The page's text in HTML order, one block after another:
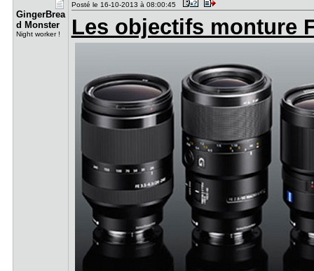
GingerBrea​
d Monster
Night worker !
Posté le 16-10-2013 à 08:00:45
Les objectifs monture